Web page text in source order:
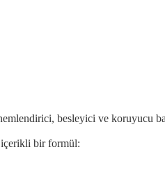
besleyici ve koruyucu
içerikli bir formül: